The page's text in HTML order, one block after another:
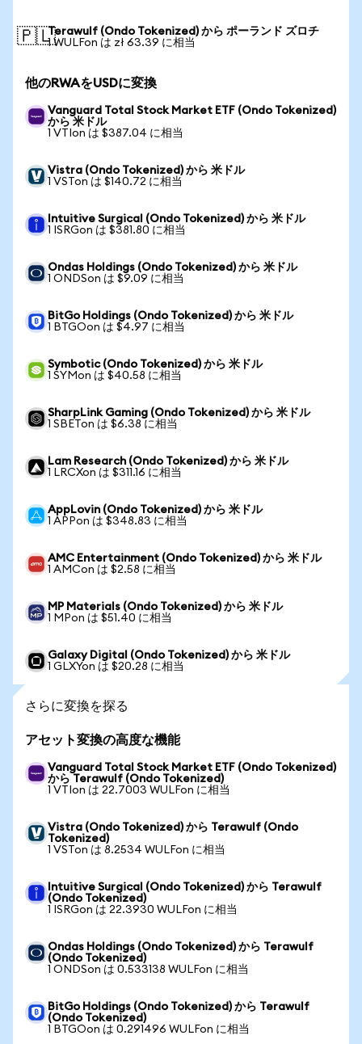
🇵🇱Terawulf (Ondo Tokenized) から ポーランド ズロチ
1 WULFon は zł 63.39 に相当
他のRWAをUSDに変換
Vanguard Total Stock Market ETF (Ondo Tokenized)
から 米ドル
1 VTIon は $387.04 に相当
Vistra (Ondo Tokenized) から 米ドル
1 VSTon は $140.72 に相当
Intuitive Surgical (Ondo Tokenized) から 米ドル
1 ISRGon は $381.80 に相当
Ondas Holdings (Ondo Tokenized) から 米ドル
1 ONDSon は $9.09 に相当
BitGo Holdings (Ondo Tokenized) から 米ドル
1 BTGOon は $4.97 に相当
Symbotic (Ondo Tokenized) から 米ドル
1 SYMon は $40.58 に相当
SharpLink Gaming (Ondo Tokenized) から 米ドル
1 SBETon は $6.38 に相当
Lam Research (Ondo Tokenized) から 米ドル
1 LRCXon は $311.16 に相当
AppLovin (Ondo Tokenized) から 米ドル
1 APPon は $348.83 に相当
AMC Entertainment (Ondo Tokenized) から 米ドル
1 AMCon は $2.58 に相当
MP Materials (Ondo Tokenized) から 米ドル
1 MPon は $51.40 に相当
Galaxy Digital (Ondo Tokenized) から 米ドル
1 GLXYon は $20.28 に相当
さらに変換を探る
アセット変換の高度な機能
Vanguard Total Stock Market ETF (Ondo Tokenized)
から Terawulf (Ondo Tokenized)
1 VTIon は 22.7003 WULFon に相当
Vistra (Ondo Tokenized) から Terawulf (Ondo
Tokenized)
1 VSTon は 8.2534 WULFon に相当
Intuitive Surgical (Ondo Tokenized) から Terawulf
(Ondo Tokenized)
1 ISRGon は 22.3930 WULFon に相当
Ondas Holdings (Ondo Tokenized) から Terawulf
(Ondo Tokenized)
1 ONDSon は 0.533138 WULFon に相当
BitGo Holdings (Ondo Tokenized) から Terawulf
(Ondo Tokenized)
1 BTGOon は 0.291496 WULFon に相当